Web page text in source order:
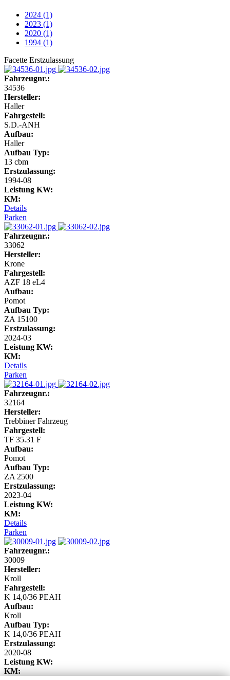
2024 (1)
2023 (1)
2020 (1)
1994 (1)
Facette Erstzulassung
Fahrzeugnr.:
34536
Hersteller:
Haller
Fahrgestell:
S.D.-ANH
Aufbau:
Haller
Aufbau Typ:
13 cbm
Erstzulassung:
1994-08
Leistung KW:
KM:
Details
Parken
Fahrzeugnr.:
33062
Hersteller:
Krone
Fahrgestell:
AZF 18 eL4
Aufbau:
Pomot
Aufbau Typ:
ZA 15100
Erstzulassung:
2024-03
Leistung KW:
KM:
Details
Parken
Fahrzeugnr.:
32164
Hersteller:
Trebbiner Fahrzeug
Fahrgestell:
TF 35.31 F
Aufbau:
Pomot
Aufbau Typ:
ZA 2500
Erstzulassung:
2023-04
Leistung KW:
KM:
Details
Parken
Fahrzeugnr.:
30009
Hersteller:
Kroll
Fahrgestell:
K 14,0/36 PEAH
Aufbau:
Kroll
Aufbau Typ:
K 14,0/36 PEAH
Erstzulassung:
2020-08
Leistung KW:
KM: